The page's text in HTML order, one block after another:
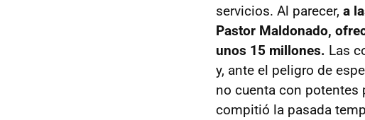
servicios. Al parecer, a
Pastor Maldonado,
unos 15 millones. Las
y, ante el peligro de
no cuenta con potentes
compitió la pasada